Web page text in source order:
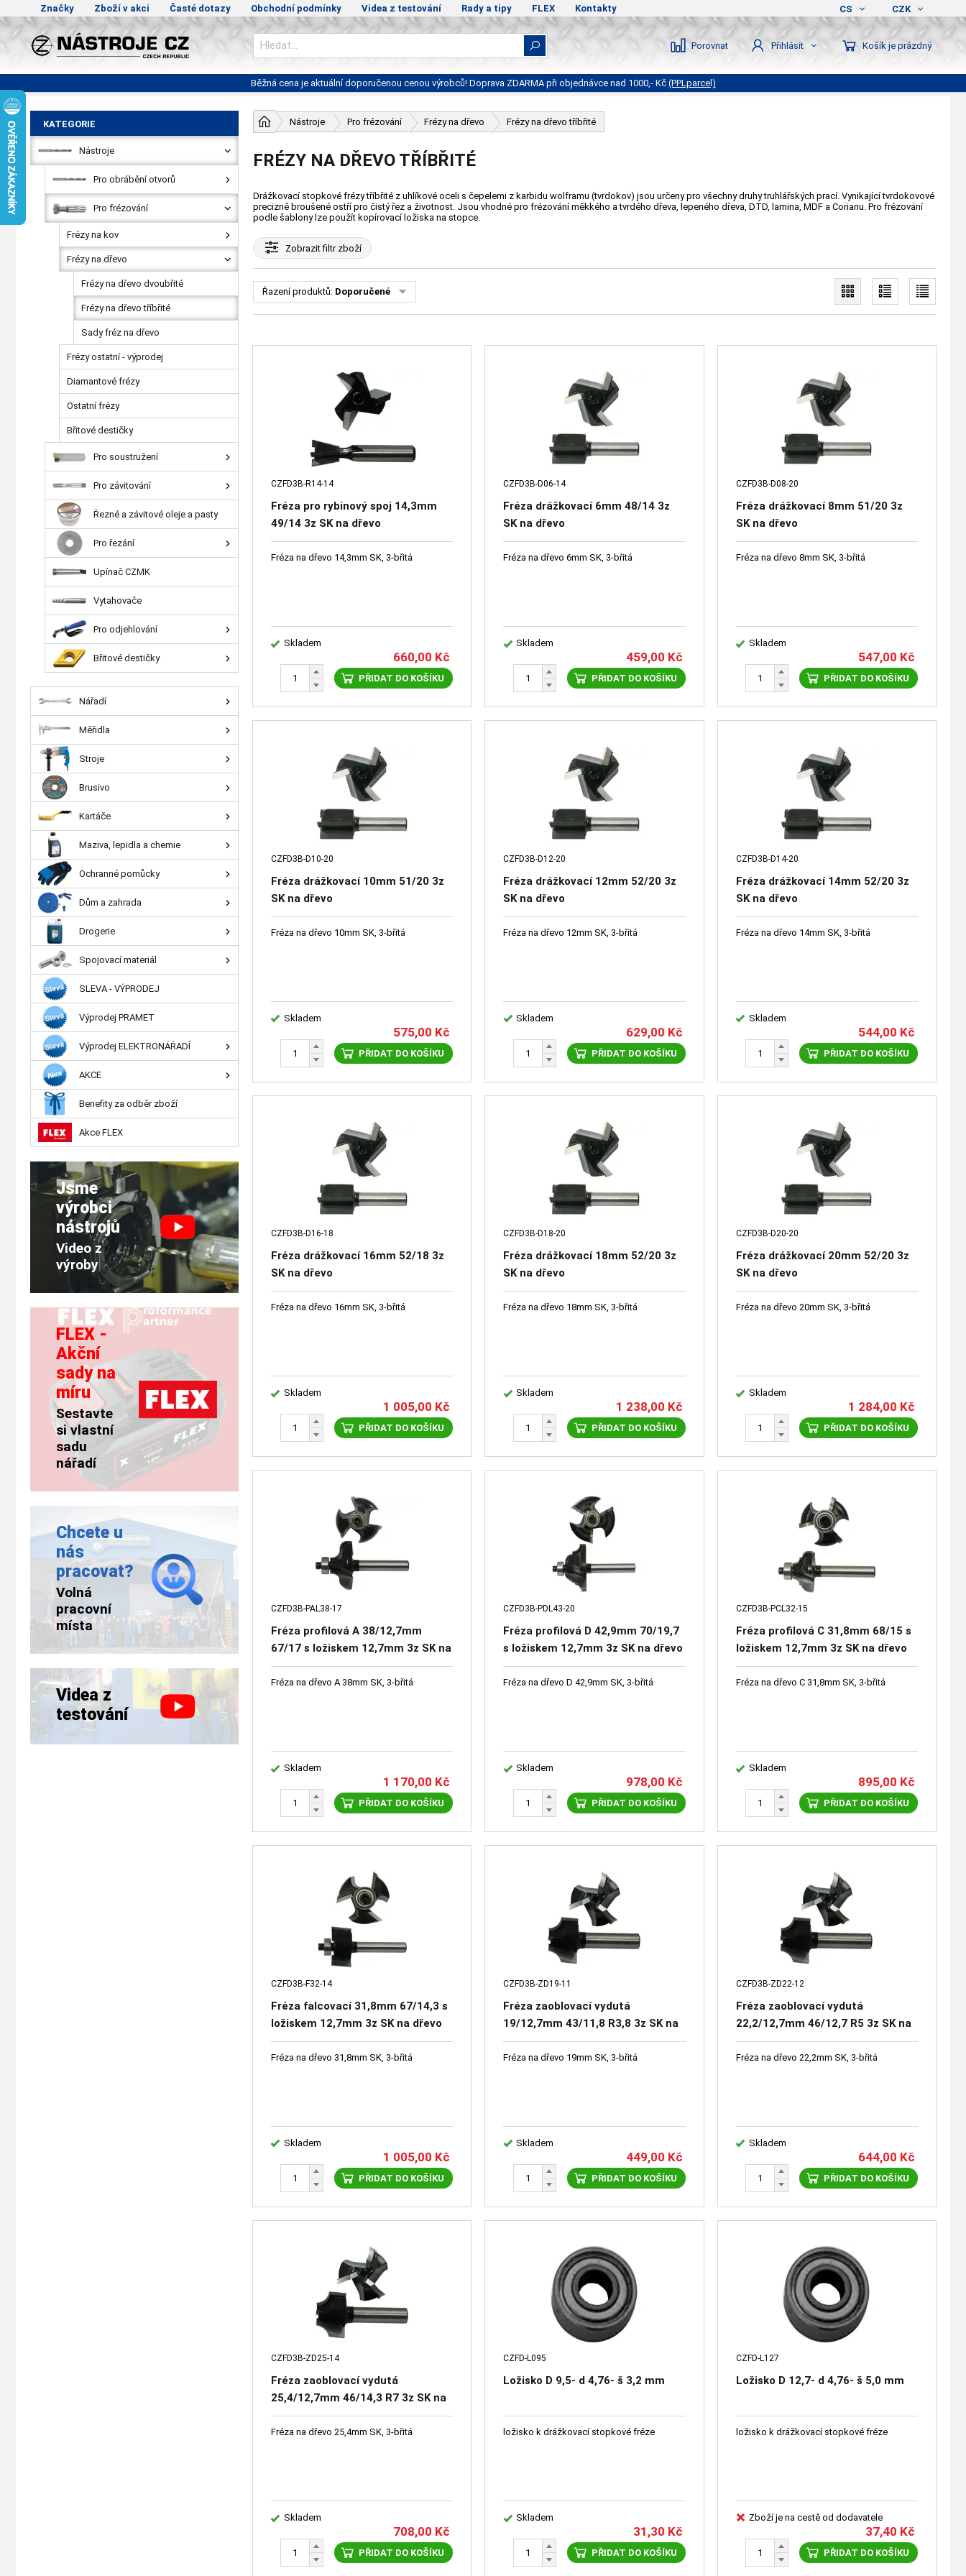
Značky Zboží v akci Časté dotazy Obchodní podmínky Videa z testování Rady a tipy FLEX Kontakty CS CZK
Porovnat Přihlásit Košík je prázdný
Běžná cena je aktuální doporučenou cenou výrobců! Doprava ZDARMA při objednávce nad 1000,- Kč (PPLparcel)
Nástroje Pro frézování Frézy na dřevo Frézy na dřevo tříbřité
FRÉZY NA DŘEVO TŘÍBŘITÉ
Drážkovací stopkové frézy tříbřité z uhlíkové oceli s čepelemi z karbidu wolframu (tvrdokov) jsou určeny pro všechny druhy truhlářských prací. Vynikající tvrdokovové
precizně broušené ostří pro čistý řez a životnost. Jsou vhodné pro frézování měkkého a tvrdého dřeva, lepeného dřeva, DTD, lamina, MDF a Corianu. Pro frézování
podle šablony lze použít kopírovací ložiska na stopce.
Zobrazitfiltr zboží
Řazení produktů: Doporučené
CZFD3B-R14-14
Fréza pro rybinový spoj 14,3mm
49/14 3z SK na dřevo
Fréza na dřevo 14,3mm SK, 3-břitá
Skladem
660,00 Kč
PŘIDAT DO KOŠÍKU
CZFD3B-D06-14
Fréza drážkovací 6mm 48/14 3z
SK na dřevo
Fréza na dřevo 6mm SK, 3-břitá
Skladem
459,00 Kč
PŘIDAT DO KOŠÍKU
CZFD3B-D08-20
Fréza drážkovací 8mm 51/20 3z
SK na dřevo
Fréza na dřevo 8mm SK, 3-břitá
Skladem
547,00 Kč
PŘIDAT DO KOŠÍKU
CZFD3B-D10-20
Fréza drážkovací 10mm 51/20 3z
SK na dřevo
Fréza na dřevo 10mm SK, 3-břitá
Skladem
575,00 Kč
PŘIDAT DO KOŠÍKU
CZFD3B-D12-20
Fréza drážkovací 12mm 52/20 3z
SK na dřevo
Fréza na dřevo 12mm SK, 3-břitá
Skladem
629,00 Kč
PŘIDAT DO KOŠÍKU
CZFD3B-D14-20
Fréza drážkovací 14mm 52/20 3z
SK na dřevo
Fréza na dřevo 14mm SK, 3-břitá
Skladem
544,00 Kč
PŘIDAT DO KOŠÍKU
CZFD3B-D16-18
Fréza drážkovací 16mm 52/18 3z
SK na dřevo
Fréza na dřevo 16mm SK, 3-břitá
Skladem
1 005,00 Kč
PŘIDAT DO KOŠÍKU
CZFD3B-D18-20
Fréza drážkovací 18mm 52/20 3z
SK na dřevo
Fréza na dřevo 18mm SK, 3-břitá
Skladem
1 238,00 Kč
PŘIDAT DO KOŠÍKU
CZFD3B-D20-20
Fréza drážkovací 20mm 52/20 3z
SK na dřevo
Fréza na dřevo 20mm SK, 3-břitá
Skladem
1 284,00 Kč
PŘIDAT DO KOŠÍKU
CZFD3B-PAL38-17
Fréza profilová A 38/12,7mm
67/17 s ložiskem 12,7mm 3z SK na
dřevo
Fréza na dřevo A 38mm SK, 3-břitá
Skladem
1 170,00 Kč
PŘIDAT DO KOŠÍKU
CZFD3B-PDL43-20
Fréza profilová D 42,9mm 70/19,7
s ložiskem 12,7mm 3z SK na dřevo
Fréza na dřevo D 42,9mm SK, 3-břitá
Skladem
978,00 Kč
PŘIDAT DO KOŠÍKU
CZFD3B-PCL32-15
Fréza profilová C 31,8mm 68/15 s
ložiskem 12,7mm 3z SK na dřevo
Fréza na dřevo C 31,8mm SK, 3-břitá
Skladem
895,00 Kč
PŘIDAT DO KOŠÍKU
CZFD3B-F32-14
Fréza falcovací 31,8mm 67/14,3 s
ložiskem 12,7mm 3z SK na dřevo
Fréza na dřevo 31,8mm SK, 3-břitá
Skladem
1 005,00 Kč
PŘIDAT DO KOŠÍKU
CZFD3B-ZD19-11
Fréza zaoblovací vydutá
19/12,7mm 43/11,8 R3,8 3z SK na
dřevo
Fréza na dřevo 19mm SK, 3-břitá
Skladem
449,00 Kč
PŘIDAT DO KOŠÍKU
CZFD3B-ZD22-12
Fréza zaoblovací vydutá
22,2/12,7mm 46/12,7 R5 3z SK na
dřevo
Fréza na dřevo 22,2mm SK, 3-břitá
Skladem
644,00 Kč
PŘIDAT DO KOŠÍKU
CZFD3B-ZD25-14
Fréza zaoblovací vydutá
25,4/12,7mm 46/14,3 R7 3z SK na
dřevo
Fréza na dřevo 25,4mm SK, 3-břitá
Skladem
708,00 Kč
PŘIDAT DO KOŠÍKU
CZFD-L095
Ložisko D 9,5- d 4,76- š 3,2 mm
ložisko k drážkovací stopkové fréze
Skladem
31,30 Kč
PŘIDAT DO KOŠÍKU
CZFD-L127
Ložisko D 12,7- d 4,76- š 5,0 mm
ložisko k drážkovací stopkové fréze
Zboží je na cestě od dodavatele
37,40 Kč
PŘIDAT DO KOŠÍKU
KATEGORIE
Nástroje
Pro obrábění otvorů
Pro frézování
Frézy na kov
Frézy na dřevo
Frézy na dřevo dvoubřité
Frézy na dřevo tříbřité
Sady fréz na dřevo
Frézy ostatní - výprodej
Diamantové frézy
Ostatní frézy
Břitové destičky
Pro soustružení
Pro závitování
Řezné a závitové oleje a pasty
Pro řezání
Upínač CZMK
Vytahovače
Pro odjehlování
Břitové destičky
Nářadí
Měřidla
Stroje
Brusivo
Kartáče
Maziva, lepidla a chemie
Ochranné pomůcky
Dům a zahrada
Drogerie
Spojovací materiál
SLEVA - VÝPRODEJ
Výprodej PRAMET
Výprodej ELEKTRONÁŘADÍ
AKCE
Benefity za odběr zboží
Akce FLEX
Jsme
výrobci
nástrojů
Video z
výroby
FLEX -
Akční
sady na
míru
Sestavte
si vlastní
sadu
nářadí
Chcete u
nás
pracovat?
Volná
pracovní
místa
Videa z
testování